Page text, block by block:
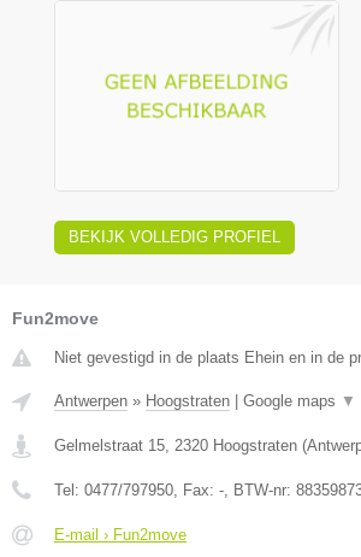
BEKIJK VOLLEDIG PROFIEL
Fun2move
Niet gevestigd in de plaats Ehein en in de
Antwerpen » Hoogstraten | Google maps ▼
Gelmelstraat 15 2320 Hoogstraten (
Tel: 0477/797950 , Fax: - , BTW-nr:
E-mail › Fun2move